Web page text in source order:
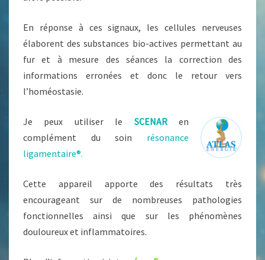
En réponse à ces signaux, les cellules nerveuses
élaborent des substances bio-actives permettant au
fur et à mesure des séances la correction des
informations erronées et donc le retour vers
l’homéostasie.
Je peux utiliser le SCENARen
complément du soin résonance
ligamentaire®.
Cette appareil
apporte des résultats très
encourageant sur de nombreuses pathologies
fonctionnelles ainsi que sur les phénomènes
douloureux et inflammatoires.